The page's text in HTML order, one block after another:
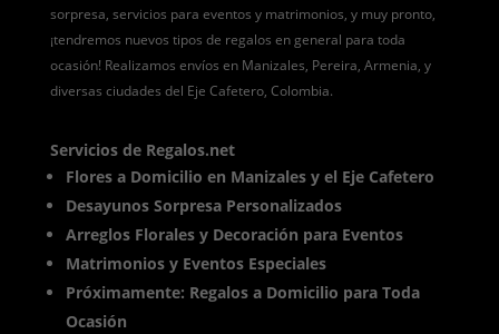
sorpresa, servicios para eventos y matrimonios, y muy pronto,
¡tendremos nuevos tipos de regalos en general para toda
ocasión! Realizamos envíos en Manizales, Pereira, Armenia, y
diversas ciudades del Eje Cafetero, Colombia.
Servicios de Regalos.net
Flores a Domicilio en Manizales y el Eje Cafetero
Desayunos Sorpresa Personalizados
Arreglos Florales y Decoración para Eventos
Matrimonios y Eventos Especiales
Próximamente: Regalos a Domicilio para Toda
Ocasión